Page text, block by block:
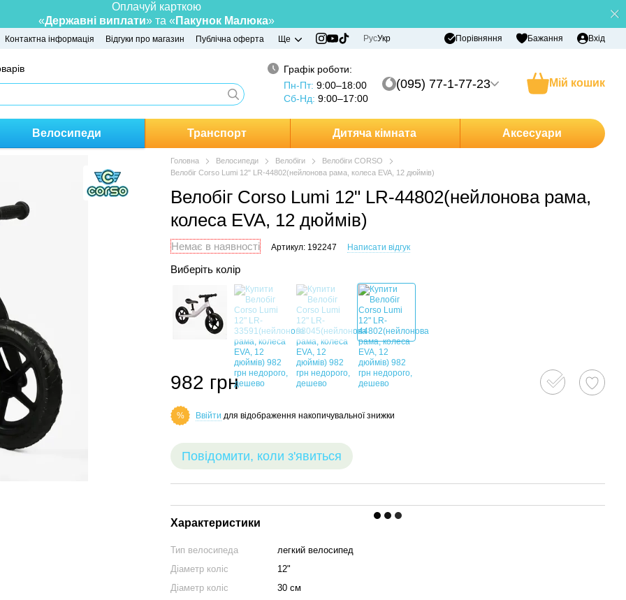
Оплачуй карткою
«Державні виплати» та « Пакунок Малюка»
Контактна інформація Відгуки про магазин Публічна оферта Ще РусУкр Порівняння Бажання Вхід
Графік роботи:
Пн-Пт: 9:00–18:00
Сб-Нд: 9:00–17:00
(095) 77-1-77-23 Мій кошик
Велосипеди Транспорт Дитяча кімната Аксесуари
Головна Велосипеди Велобіги
Велобіги CORSO
Велобіг Corso Lumi 12" LR-44802(нейлонова рама, колеса EVA, 12 дюймів)
Велобіг Corso Lumi 12" LR-44802(нейлонова рама,
колеса EVA, 12 дюймів)
Немає в наявності Артикул: 192247 Написати відгук
Виберіть колір
982 грн
% Ввійти для відображення накопичувальної знижки
Повідомити, коли з'явиться
Характеристики
Тип велосипеда
легкий велосипед
Діаметр коліс
12"
Діаметр коліс
30 см